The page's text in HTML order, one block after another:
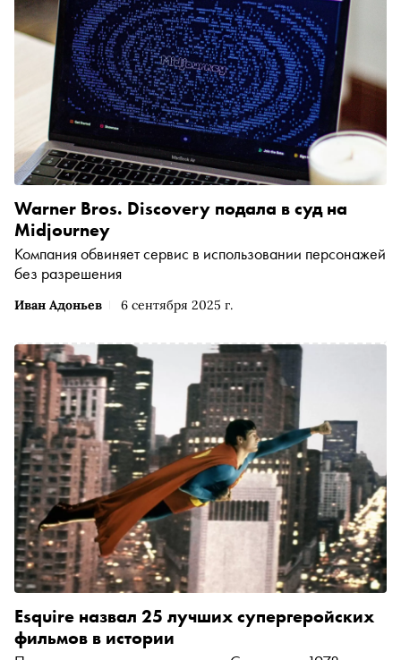
Иван Адоньев 6 сентября 2025 г.
Warner Bros. Discovery подала в суд на
Midjourney
Компания обвиняет сервис в использовании персонажей
без разрешения
Esquire назвал 25 лучших супергеройских
фильмов в истории